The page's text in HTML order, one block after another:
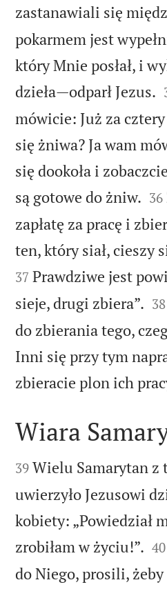
zastanawiali się
pokarmem jest
który Mnie posłał, i
dzieła—odparł Jezus.
mówicie: Już za
się żniwa? Ja wam
się dookoła i
są gotowe do żniw. 

36
zapłatę za pracę i
ten, który siał, cieszy
37 Prawdziwe jest
sieje, drugi zbiera”. 

38
do zbierania tego,
Inni się przy tym
zbieracie plon ich

Wiara

39 Wielu Samarytan z
uwierzyło Jezusowi
kobiety: „Powiedział
zrobiłam w życiu!”. 

40
do Niego, prosili,